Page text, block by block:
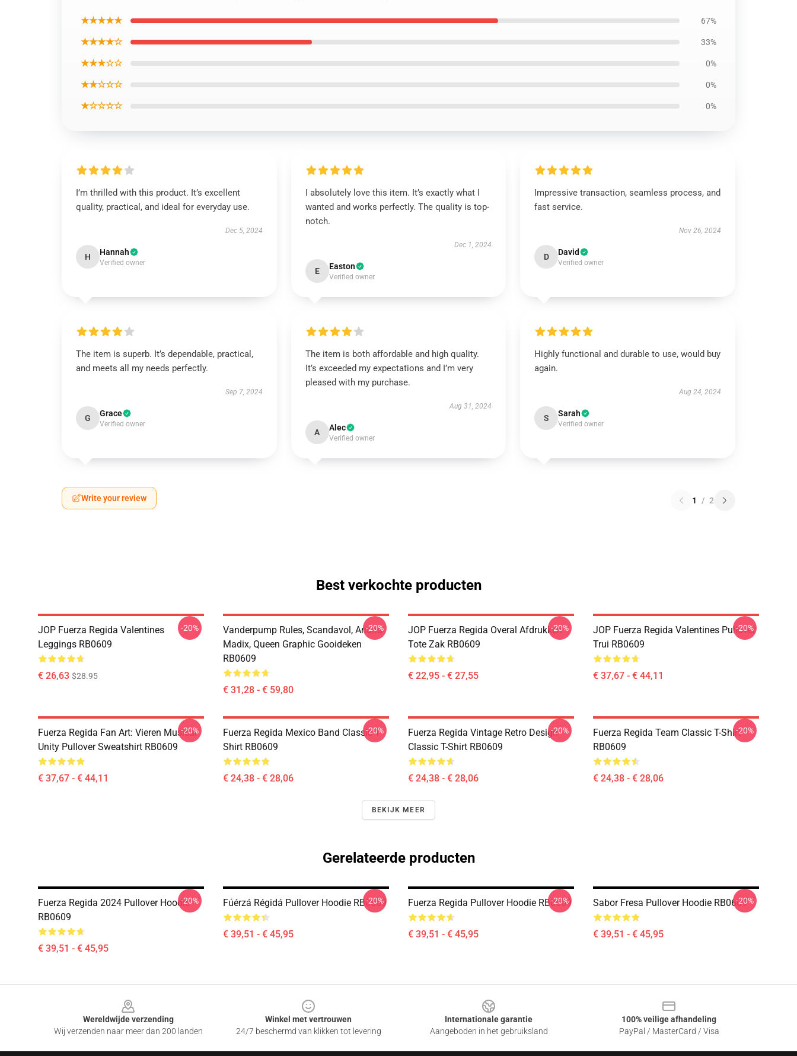
★★★★★ 67%
★★★★☆ 33%
★★★☆☆ 0%
★★☆☆☆ 0%
★☆☆☆☆ 0%
I’m thrilled with this product. It’s excellent
quality, practical, and ideal for everyday use.
Dec 5, 2024
H Hannah
Verified owner
I absolutely love this item. It’s exactly what I
wanted and works perfectly. The quality is top-
notch.
Dec 1, 2024
E Easton
Verified owner
Impressive transaction, seamless process, and
fast service.
Nov 26, 2024
D David
Verified owner
The item is superb. It’s dependable, practical,
and meets all my needs perfectly.
Sep 7, 2024
G Grace
Verified owner
The item is both affordable and high quality.
It’s exceeded my expectations and I’m very
pleased with my purchase.
Aug 31, 2024
A Alec
Verified owner
Highly functional and durable to use, would buy
again.
Aug 24, 2024
S Sarah
Verified owner
Write your review 1 / 2
Best verkochte producten
JOP Fuerza Regida Valentines
Leggings RB0609
€ 26,63 $28.95
-20%
Vanderpump Rules, Scandavol, Ariana
Madix, Queen Graphic Gooideken
RB0609
€ 31,28 - € 59,80
-20%
JOP Fuerza Regida Overal Afdrukken
Tote Zak RB0609
€ 22,95 - € 27,55
-20%
JOP Fuerza Regida Valentines Pullover
Trui RB0609
€ 37,67 - € 44,11
-20%
Fuerza Regida Fan Art: Vieren Musical
Unity Pullover Sweatshirt RB0609
€ 37,67 - € 44,11
-20%
Fuerza Regida Mexico Band Classic T-
Shirt RB0609
€ 24,38 - € 28,06
-20%
Fuerza Regida Vintage Retro Design
Classic T-Shirt RB0609
€ 24,38 - € 28,06
-20%
Fuerza Regida Team Classic T-Shirt
RB0609
€ 24,38 - € 28,06
-20%
BEKIJK MEER
Gerelateerde producten
Fuerza Regida 2024 Pullover Hoodie
RB0609
€ 39,51 - € 45,95
-20% Fúérzá Régidá Pullover Hoodie RB0609
€ 39,51 - € 45,95
-20% Fuerza Regida Pullover Hoodie RB0609
€ 39,51 - € 45,95
-20% Sabor Fresa Pullover Hoodie RB0609
€ 39,51 - € 45,95
-20%
Wereldwijde verzending
Wij verzenden naar meer dan 200 landen
Winkel met vertrouwen
24/7 beschermd van klikken tot levering
Internationale garantie
Aangeboden in het gebruiksland
100% veilige afhandeling
PayPal / MasterCard / Visa